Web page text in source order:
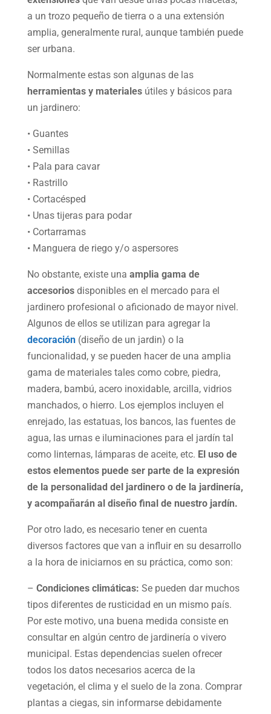
a un trozo pequeño de tierra o a una extensión
amplia, generalmente rural, aunque también puede
ser urbana.
Normalmente estas son algunas de las
herramientas y materialesútiles y básicos para
un jardinero:
• Guantes
• Semillas
• Pala para cavar
• Rastrillo
• Cortacésped
• Unas tijeras para podar
• Cortarramas
• Manguera de riego y/o aspersores
No obstante, existe una amplia gama de
accesoriosdisponibles en el mercado para el
jardinero profesional o aficionado de mayor nivel.
Algunos de ellos se utilizan para agregar la
decoración (diseño de un jardin) o la
funcionalidad, y se pueden hacer de una amplia
gama de materiales tales como cobre, piedra,
madera, bambú, acero inoxidable, arcilla, vidrios
manchados, o hierro. Los ejemplos incluyen el
enrejado, las estatuas, los bancos, las fuentes de
agua, las urnas e iluminaciones para el jardín tal
como linternas, lámparas de aceite, etc. El uso de
estos elementos puede ser parte de la expresión
de la personalidad del jardinero o de la jardinería,
y acompañarán al diseño final de nuestro jardín.
Por otro lado, es necesario tener en cuenta
diversos factores que van a influir en su desarrollo
a la hora de iniciarnos en su práctica, como son:
– Condiciones climáticas: Se pueden dar muchos
tipos diferentes de rusticidad en un mismo país.
Por este motivo, una buena medida consiste en
consultar en algún centro de jardinería o vivero
municipal. Estas dependencias suelen ofrecer
todos los datos necesarios acerca de la
vegetación, el clima y el suelo de la zona. Comprar
plantas a ciegas, sin informarse debidamente